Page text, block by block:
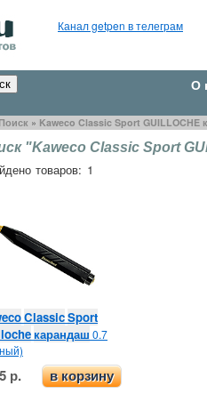
Канал getpen в телеграм
О
Поиск » Kaweco Classic Sport GUILLOCHE
"Kaweco Classic Sport
товаров: 1
ClassicSport
карандаш 0.7
р. в корзину